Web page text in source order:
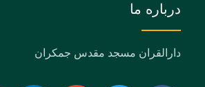
درباره ما
دارالقران مسجد مقدس جمکران